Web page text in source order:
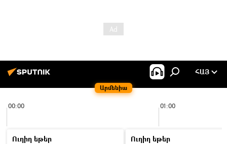
Արմենիա
ՀԱՅ
00:00 01:00
Ուղիղ եթեր
Ուղիղ եթեր